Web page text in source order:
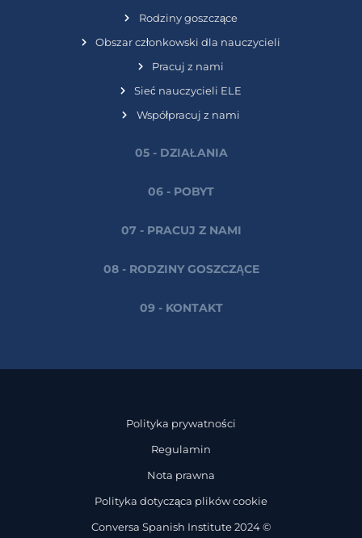
Rodziny goszczące
Obszar członkowski dla nauczycieli
Pracuj z nami
Sieć nauczycieli ELE
Współpracuj z nami
05 - DZIAŁANIA
06 - POBYT
07 - PRACUJ Z NAMI
08 - RODZINY GOSZCZĄCE
09 - KONTAKT
Polityka prywatności
Regulamin
Nota prawna
Polityka dotycząca plików cookie
Conversa Spanish Institute 2024 ©